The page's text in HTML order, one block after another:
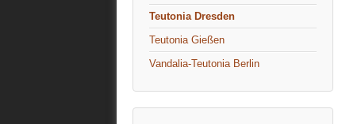
Teutonia Dresden
Teutonia Gießen
Vandalia-Teutonia Berlin